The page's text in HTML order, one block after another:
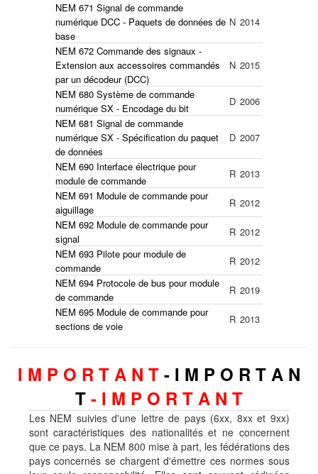
NEM 671 Signal de commande
numérique DCC - Paquets de données de
base
N 2014
NEM 672 Commande des signaux -
Extension aux accessoires commandés
par un décodeur (DCC)
N 2015
NEM 680 Système de commande
numérique SX - Encodage du bit
D 2006
NEM 681 Signal de commande
numérique SX - Spécification du paquet
de données
D 2007
NEM 690 Interface électrique pour
module de commande
R 2013
NEM 691 Module de commande pour
aiguillage
R 2012
NEM 692 Module de commande pour
signal
R 2012
NEM 693 Pilote pour module de
commande
R 2012
NEM 694 Protocole de bus pour module
de commande
R 2019
NEM 695 Module de commande pour
sections de voie
R 2013
I M P O R T A N T - I M P O R T A N
T - I M P O R T A N T
Les NEM suivies d'une lettre de pays (6xx, 8xx et 9xx)
sont caractéristiques des nationalités et ne concernent
que ce pays. La NEM 800 mise à part, les fédérations des
pays concernés se chargent d'émettre ces normes sous